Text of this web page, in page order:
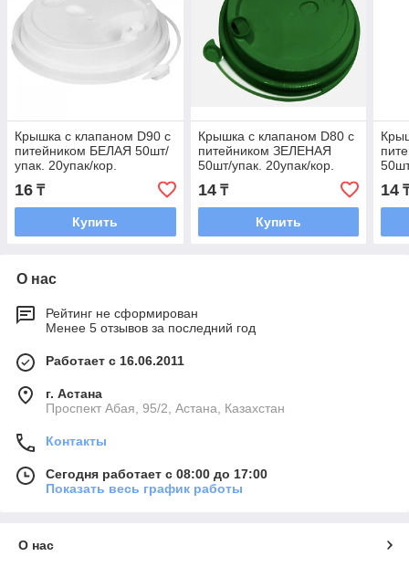
Крышка с клапаном D90 с
питейником БЕЛАЯ 50шт/
упак. 20упак/кор.
16 ₸
Купить
Крышка с клапаном D80 с
питейником ЗЕЛЕНАЯ
50шт/упак. 20упак/кор.
14₸
Купить
14
О нас
Рейтинг не сформирован
Менее 5 отзывов за последний год
Работает с 16.06.2011
г. Астана
​Проспект Абая, 95/2, Астана, Казахстан
Контакты
Сегодня работает с 08:00 до 17:00
Показать весь график работы
О нас